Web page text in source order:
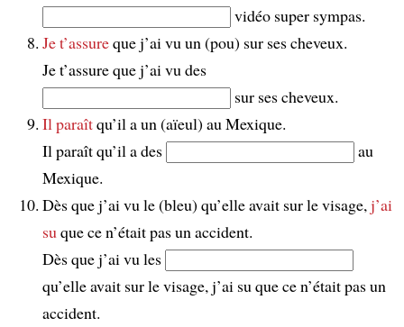
vidéo super sympas.
Je t’assureque j’ai vu un (pou) sur ses cheveux.
Je t’assure que j’ai vu des
sur ses cheveux.
Il paraîtqu’il a un (aïeul) au Mexique.
Il paraît qu’il a des
au
Mexique.
Dès que j’ai vu le (bleu) qu’elle avait sur le visage, j’ai
su que ce n’était pas un accident.
Dès que j’ai vu les
qu’elle avait sur le visage, j’ai su que ce n’était pas un
accident.